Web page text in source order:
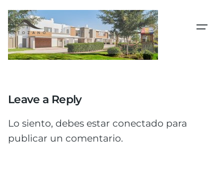
Skip
to
content
Leave a Reply
Lo siento, debes estar conectado para
publicar un comentario.